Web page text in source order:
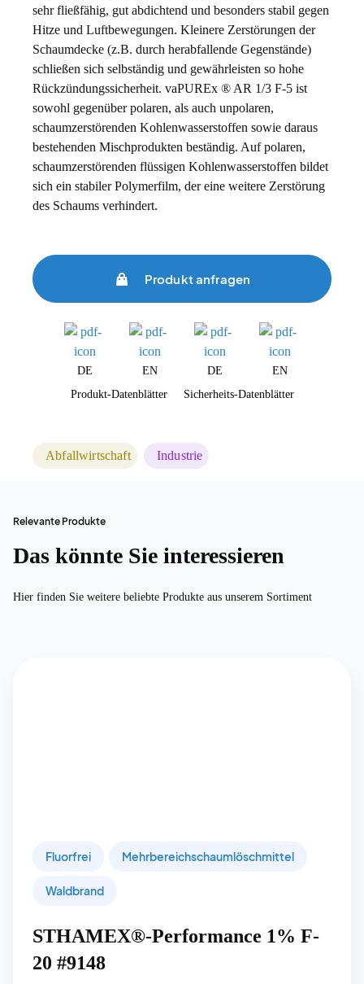
sehr fließfähig, gut abdichtend und besonders stabil gegen
Hitze und Luftbewegungen. Kleinere Zerstörungen der
Schaumdecke (z.B. durch herabfallende Gegenstände)
schließen sich selbständig und gewährleisten so hohe
Rückzündungssicherheit. vaPUREx ® AR 1/3 F-5 ist
sowohl gegenüber polaren, als auch unpolaren,
schaumzerstörenden Kohlenwasserstoffen sowie daraus
bestehenden Mischprodukten beständig. Auf polaren,
schaumzerstörenden flüssigen Kohlenwasserstoffen bildet
sich ein stabiler Polymerfilm, der eine weitere Zerstörung
des Schaums verhindert.
Produkt anfragen
DE EN DE
EN
Produkt-Datenblätter
Sicherheits-Datenblätter
Abfallwirtschaft Industrie
Relevante Produkte
Das könnte Sie interessieren
Hier finden Sie weitere beliebte Produkte aus unserem Sortiment
Fluorfrei Mehrbereichschaumlöschmittel
Waldbrand
STHAMEX®-Performance 1% F-
20 #9148